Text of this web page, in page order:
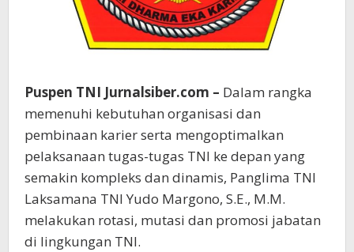
Puspen TNI Jurnalsiber.com – Dalam rangka
memenuhi kebutuhan organisasi dan
pembinaan karier serta mengoptimalkan
pelaksanaan tugas-tugas TNI ke depan yang
semakin kompleks dan dinamis, Panglima TNI
Laksamana TNI Yudo Margono, S.E., M.M.
melakukan rotasi, mutasi dan promosi jabatan
di lingkungan TNI.